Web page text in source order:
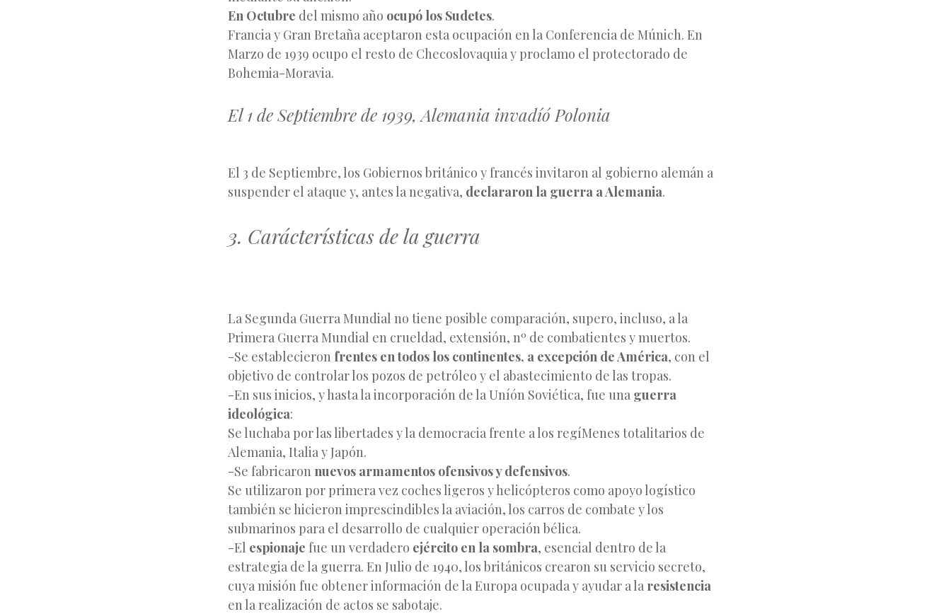
En Octubre del mismo año ocupó los Sudetes.
Francia y Gran Bretaña aceptaron esta ocupación en la Conferencia de Múnich. En
Marzo de 1939 ocupo el resto de Checoslovaquia y proclamo el protectorado de
Bohemia-Moravia.
El 1 de Septiembre de 1939, Alemania invadíó Polonia
El 3 de Septiembre, los Gobiernos británico y francés invitaron al gobierno alemán a
suspender el ataque y, antes la negativa, declararon la guerra a Alemania.
3. Carácterísticas de la guerra
La Segunda Guerra Mundial no tiene posible comparación, supero, incluso, a la
Primera Guerra Mundial en crueldad, extensión, nº de combatientes y muertos.
-Se establecieron frentes en todos los continentes, a excepción de América, con el
objetivo de controlar los pozos de petróleo y el abastecimiento de las tropas.
-En sus inicios, y hasta la incorporación de la Uníón Soviética, fue una guerra
ideológica:
Se luchaba por las libertades y la democracia frente a los regíMenes totalitarios de
Alemania, Italia y Japón.
-Se fabricaron nuevos armamentos ofensivos y defensivos.
Se utilizaron por primera vez coches ligeros y helicópteros como apoyo logístico
también se hicieron imprescindibles la aviación, los carros de combate y los
submarinos para el desarrollo de cualquier operación bélica.
-El espionaje fue un verdadero ejército en la sombra, esencial dentro de la
estrategia de la guerra. En Julio de 1940, los británicos crearon su servicio secreto,
cuya misión fue obtener información de la Europa ocupada y ayudar a la resistencia
en la realización de actos se sabotaje.